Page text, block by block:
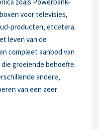
voor televisies,
producten, etcetera.
leven van de
compleet aanbod van
groeiende behoefte.
andere,
van een zeer